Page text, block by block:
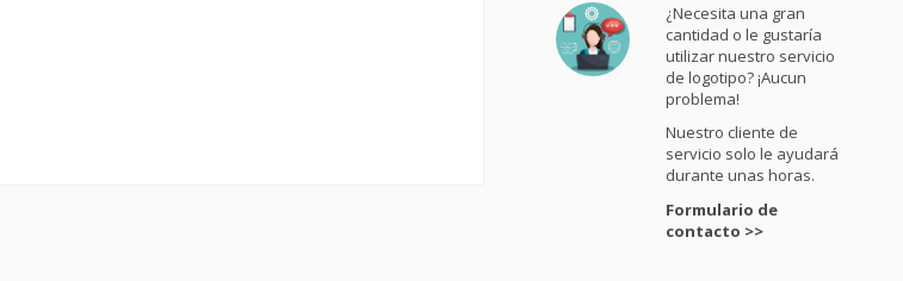
¿Necesita una gran
cantidad o le gustaría
utilizar nuestro servicio
de logotipo? ¡Aucun
problema!
Nuestro cliente de
servicio solo le ayudará
durante unas horas.
Formulario de
contacto >>